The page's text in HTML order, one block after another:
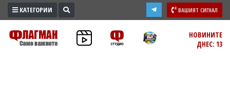
ПРОМО
ЗОНА
КАТЕГОРИИ ВАШИЯТ СИГНАЛ
НОВИНИТЕ
ДНЕС: 13